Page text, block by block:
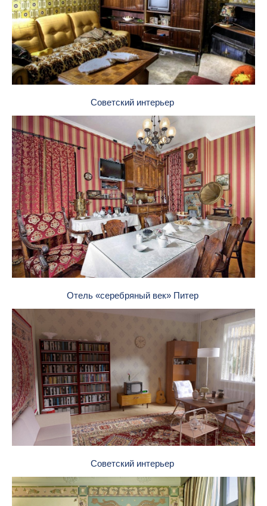
Советский интерьер
Отель «серебряный век» Питер
Советский интерьер